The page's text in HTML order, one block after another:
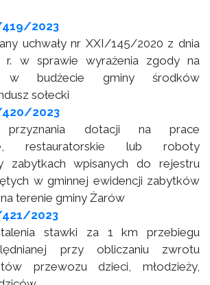
419/2023
uchwały nr XXI/145/2020 z dnia
r. w sprawie wyrażenia zgody na
w budżecie gminy środków
sołecki
420/2023
dotacji na prace
restauratorskie lub roboty
zabytkach wpisanych do rejestru
w gminnej ewidencji zabytków
terenie gminy Żarów
421/2023
stawki za 1 km przebiegu
przy obliczaniu zwrotu
przewozu dzieci, młodzieży,